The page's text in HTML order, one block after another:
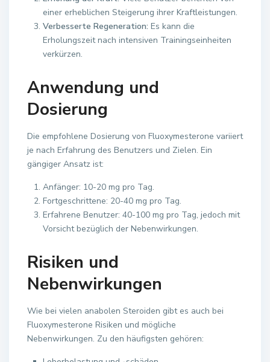
einer erheblichen Steigerung ihrer Kraftleistungen.
Verbesserte Regeneration: Es kann die
Erholungszeit nach intensiven Trainingseinheiten
verkürzen.
Anwendung und
Dosierung
Die empfohlene Dosierung von Fluoxymesterone variiert
je nach Erfahrung des Benutzers und Zielen. Ein
gängiger Ansatz ist:
Anfänger: 10-20 mg pro Tag.
Fortgeschrittene: 20-40 mg pro Tag.
Erfahrene Benutzer: 40-100 mg pro Tag, jedoch mit
Vorsicht bezüglich der Nebenwirkungen.
Risiken und
Nebenwirkungen
Wie bei vielen anabolen Steroiden gibt es auch bei
Fluoxymesterone Risiken und mögliche
Nebenwirkungen. Zu den häufigsten gehören: